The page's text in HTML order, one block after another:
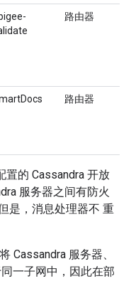
路由器
路由器
的 Cassandra 开放
服务器之间有防火
是，消息处理器不 重
Cassandra 服务器、
一子网中，因此在部